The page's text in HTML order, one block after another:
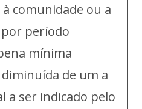
comunidade ou a
período
mínima
de um a
a ser indicado pelo